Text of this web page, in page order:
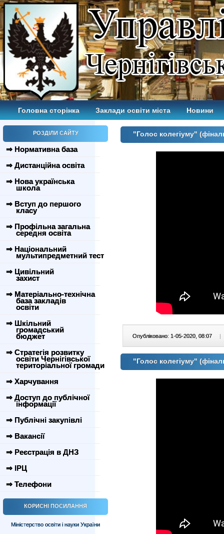
Головна сторінка Заклади освіти міста Новини
РОЗДІЛИ САЙТУ
⇒ Нормативна база
⇒ Дистанційна освіта
⇒ Нова українська
школа
⇒ Вступ до першого
класу
⇒ Профільна загальна
середня освіта
⇒ Національний
мультипредметний тест
⇒ Цивільний
захист
⇒ Матеріально-технічна
база закладів
освіти
⇒ Шкільний
громадський
бюджет
⇒ Стратегія розвитку
освіти Чернігівської
територіальної громади
⇒ Харчування
⇒ Доступ до публічної
інформації
⇒ Публічні закупівлі
⇒ Вакансії
⇒ Реєстрація в ДНЗ
⇒ ІРЦ
⇒ Телефони
КОРИСНІ ПОСИЛАННЯ
Міністерство освіти і науки України
"Голос колегіуму"
Опубліковано: 1-05-2020, 08:07 |
"Голос колегіуму"